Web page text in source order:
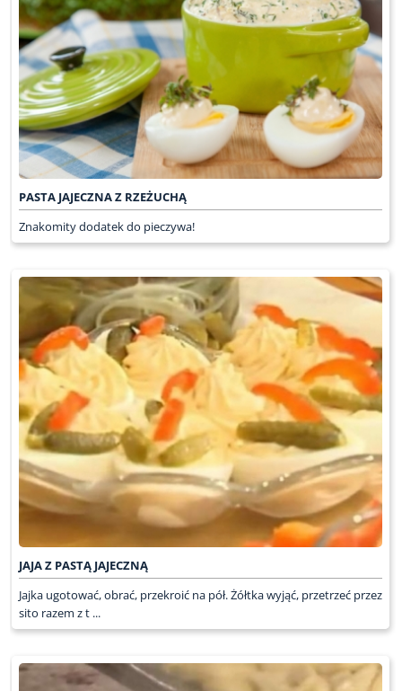
PASTA JAJECZNA Z RZEŻUCHĄ
Znakomity dodatek do pieczywa!
JAJA Z PASTĄ JAJECZNĄ
Jajka ugotować, obrać, przekroić na pół. Żółtka wyjąć, przetrzeć przez
sito razem z t ...